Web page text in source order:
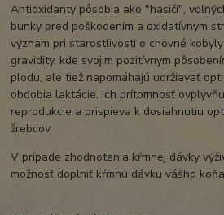
Antioxidanty pôsobia ako "hasiči",
bunky pred poškodením a oxidatívnym
význam pri starostlivosti o chovné
gravidity, kde svojim pozitívnym
plodu, ale tiež napomáhajú udržiavať
obdobia laktácie. Ich prítomnosť
reprodukcie a prispieva k dosiahnutiu
žrebcov.
V prípade zhodnotenia kŕmnej dávky
možnosť doplniť kŕmnu dávku vášho